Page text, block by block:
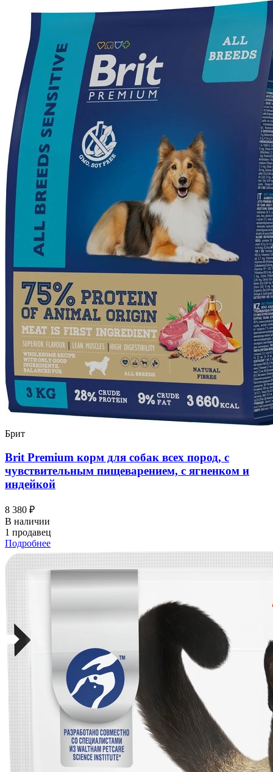
Брит
Brit Premium корм для собак всех пород, с
чувствительным пищеварением, с ягненком и
индейкой
8 380 ₽
В наличии
1 продавец
Подробнее